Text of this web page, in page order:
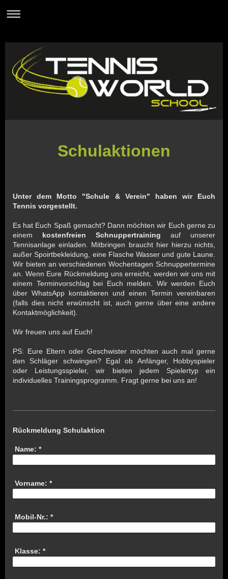
Schulaktionen
Unter dem Motto "Schule & Verein" haben wir Euch
Tennis vorgestellt.
Es hat Euch Spaß gemacht? Dann möchten wir Euch gerne zu
einem kostenfreien Schnuppertraining auf unserer
Tennisanlage einladen. Mitbringen braucht hier hierzu nichts,
außer Spoirtbekleidung, eine Flasche Wasser und gute Laune.
Wir bieten an verschiedenen Wochentagen Schnuppertermine
an. Wenn Eure Rückmeldung uns erreicht, werden wir uns mit
einem Terminvorschlag bei Euch melden. Wir werden Euch
über WhatsApp kontaktieren und einen Termin vereinbaren
(falls dies nicht erwünscht ist, auch gerne über eine andere
Kontaktmöglichkeit).
Wir freuen uns auf Euch!
PS: Eure Eltern oder Geschwister möchten auch mal gerne
den Schläger schwingen? Egal ob Anfänger, Hobbyspieler
oder Leistungsspieler, wir bieten jedem Spielertyp ein
individuelles Trainingsprogramm. Fragt gerne bei uns an!
Rückmeldung Schulaktion
Name: *
Vorname: *
Mobil-Nr.: *
Klasse: *